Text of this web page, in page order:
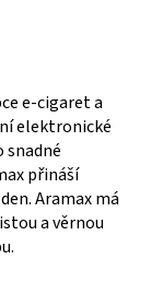
e-cigaret a
elektronické
snadné
přináší
Aramax má
a věrnou